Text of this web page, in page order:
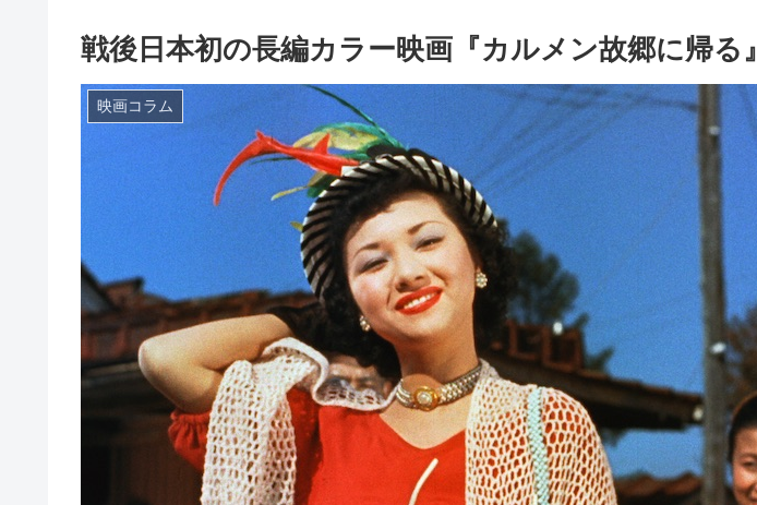
戦後日本初の長編カラー映画『カルメン故郷に帰る』
映画コラム